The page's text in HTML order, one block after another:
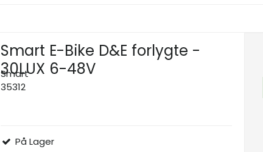
Smart E-Bike D&E forlygte -
30LUX 6-48V
Smart
35312
På Lager